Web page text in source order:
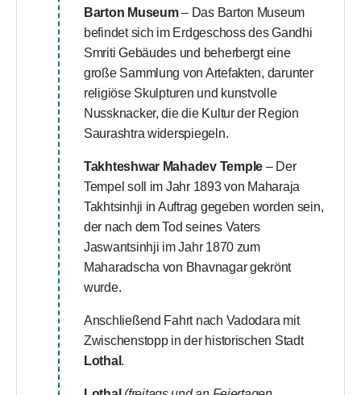
Barton Museum– Das Barton Museum
befindet sich im Erdgeschoss des Gandhi
Smriti Gebäudes und beherbergt eine
große Sammlung von Artefakten, darunter
religiöse Skulpturen und kunstvolle
Nussknacker, die die Kultur der Region
Saurashtra widerspiegeln.
Takhteshwar Mahadev Temple– Der
Tempel soll im Jahr 1893 von Maharaja
Takhtsinhji in Auftrag gegeben worden sein,
der nach dem Tod seines Vaters
Jaswantsinhji im Jahr 1870 zum
Maharadscha von Bhavnagar gekrönt
wurde.
Anschließend Fahrt nach Vadodara mit
Zwischenstopp in der historischen Stadt
Lothal .